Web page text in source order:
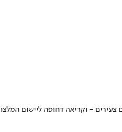
- וקריאה דחופה ליישום